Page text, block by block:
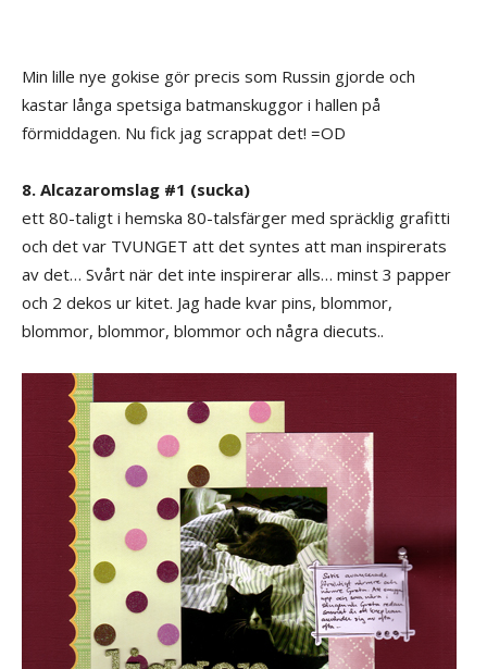
Min lille nye gokise gör precis som Russin gjorde och
kastar långa spetsiga batmanskuggor i hallen på
förmiddagen. Nu fick jag scrappat det! =OD
8. Alcazaromslag #1 (sucka)
ett 80-taligt i hemska 80-talsfärger med spräcklig grafitti
och det var TVUNGET att det syntes att man inspirerats
av det… Svårt när det inte inspirerar alls… minst 3 papper
och 2 dekos ur kitet. Jag hade kvar pins, blommor,
blommor, blommor, blommor och några diecuts..